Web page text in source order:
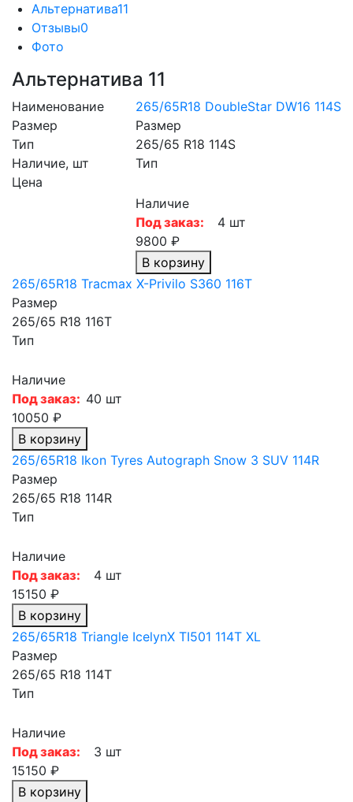
Альтернатива11
Отзывы0
Фото
Альтернатива 11
Наименование
Размер
Тип
Наличие, шт
Цена
265/65R18 DoubleStar DW16 114S
Размер
265/65 R18 114S
Тип
Наличие
Под заказ:
4 шт
9800 ₽
В корзину
265/65R18 Tracmax X-Privilo S360 116T
Размер
265/65 R18 116T
Тип
Наличие
Под заказ: 40 шт
10050 ₽
В корзину
265/65R18 Ikon Tyres Autograph Snow 3 SUV 114R
Размер
265/65 R18 114R
Тип
Наличие
Под заказ:
4 шт
15150 ₽
В корзину
265/65R18 Triangle IcelynX TI501 114T XL
Размер
265/65 R18 114T
Тип
Наличие
Под заказ:
3 шт
15150 ₽
В корзину